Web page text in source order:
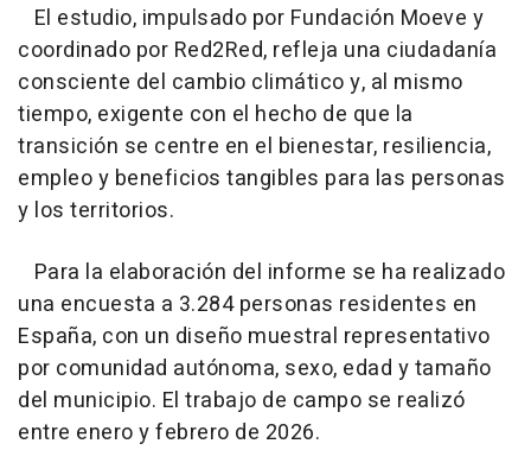
El estudio, impulsado por Fundación Moeve y
coordinado por Red2Red, refleja una ciudadanía
consciente del cambio climático y, al mismo
tiempo, exigente con el hecho de que la
transición se centre en el bienestar, resiliencia,
empleo y beneficios tangibles para las personas
y los territorios.
Para la elaboración del informe se ha realizado
una encuesta a 3.284 personas residentes en
España, con un diseño muestral representativo
por comunidad autónoma, sexo, edad y tamaño
del municipio. El trabajo de campo se realizó
entre enero y febrero de 2026.